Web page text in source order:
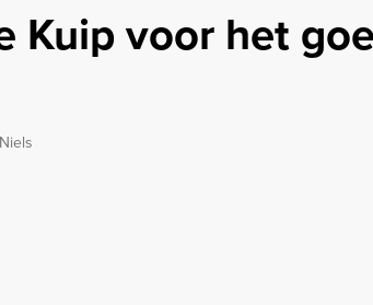
Kuip voor het
Niels